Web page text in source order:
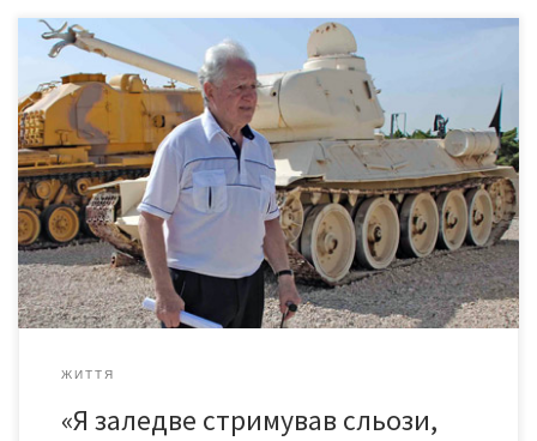
Розповідь про війну, про яку не пишуть: про ту, на якій плачуть
чоловіки, про повальне дезертирство, кров та відчай.
Випускник чернівецького медінституту Іон Деген, який нині
живе в Ізраілі, пройшов всю війну. Мав опіки та чотири
поранення. Був одним із танкових асів, його двічі
представляли до звання Героя Радянського Союзу. […]
ЖИТТЯ
«Я заледве стримував сльози,